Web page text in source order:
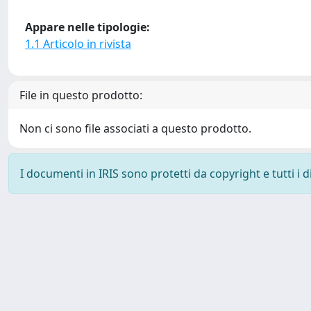
Appare nelle tipologie:
1.1 Articolo in rivista
File in questo prodotto:
Non ci sono file associati a questo prodotto.
I documenti in IRIS sono protetti da copyright e tutti i